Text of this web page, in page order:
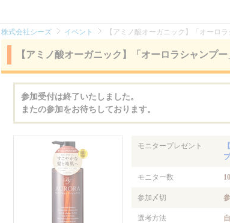
株式会社シーズ イベント 【アミノ酸オーガニック】「オーロ
【アミノ酸オーガニック】「オーロラシャンプ
参加受付は終了いたしました。
またの参加をお待ちしております。
モニタープレゼント
モニター数
参加〆切
選考方法